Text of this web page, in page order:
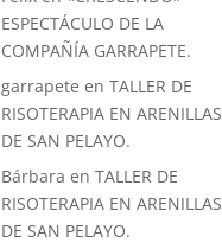
ESPECTÁCULO DE LA
COMPAÑÍA GARRAPETE.
garrapete enTALLER DE
RISOTERAPIA EN ARENILLAS
DE SAN PELAYO.
Bárbara enTALLER DE
RISOTERAPIA EN ARENILLAS
DE SAN PELAYO.